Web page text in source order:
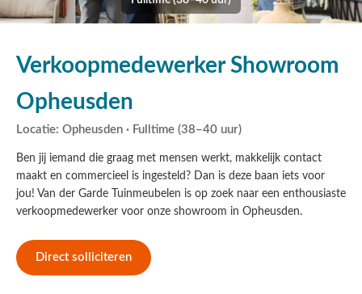
Verkoopmedewerker Showroom
Opheusden
Locatie: Opheusden · Fulltime (38–40 uur)
Ben jij iemand die graag met mensen werkt, makkelijk contact
maakt en commercieel is ingesteld? Dan is deze baan iets voor
jou! Van der Garde Tuinmeubelen is op zoek naar een enthousiaste
verkoopmedewerker voor onze showroom in Opheusden.
Direct solliciteren